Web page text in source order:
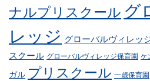
ナルプリスクール グ
レッジ グローバルヴィレッ
スクール グローバルヴィレッジ保育園 ケ
ガル プリスクール 一歳保育園